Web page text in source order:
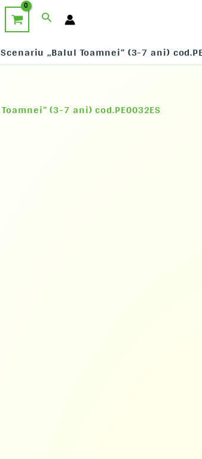
Search
Scenariu „Balul Toamnei” (3-7 ani)